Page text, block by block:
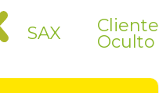
SAX Cliente
Oculto